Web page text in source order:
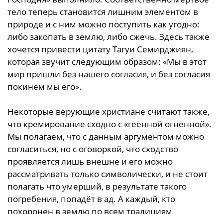
тело теперь становится лишним элементом в
природе и с ним можно поступить как угодно:
либо закопать в землю, либо сжечь. Здесь также
хочется привести цитату Тагуи Семирджиян,
которая звучит следующим образом: «Мы в этот
мир пришли без нашего согласия, и без согласия
покинем мы его».
Некоторые верующие христиане считают также,
что кремирование сходно с «геенной огненной».
Мы полагаем, что с данным аргументом можно
согласиться, но с оговоркой, что сходство
проявляется лишь внешне и его можно
рассматривать только символически, и не стоит
полагать что умерший, в результате такого
погребения, попадёт в ад. А каждый, кто
похоронен в землю по всем традициям